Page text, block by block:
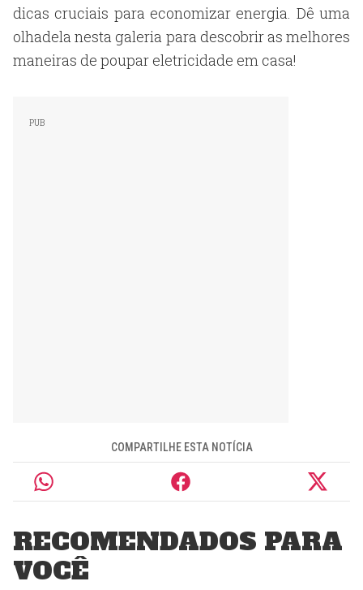
dicas cruciais para economizar energia. Dê uma
olhadela nesta galeria para descobrir as melhores
maneiras de poupar eletricidade em casa!
COMPARTILHE ESTA NOTÍCIA
RECOMENDADOS PARA
VOCÊ